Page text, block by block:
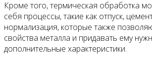
Кроме того, термическая обработка
себя процессы, такие как отпуск,
нормализация, которые также
свойства металла и придавать ему
дополнительные характеристики.